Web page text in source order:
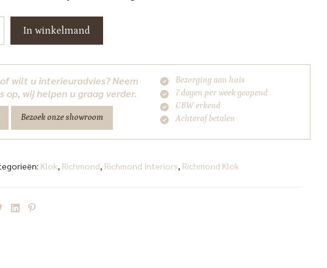
In winkelmand
wilt u interieuradvies? Neem
op, wij helpen u graag verder.
Bezoek onze showroom
Bezorging aan huis
7 dagen per week geopend
CBW erkend
Achteraf betalen
Klok, Richmond, Richmond Interiors, Richmond Klok